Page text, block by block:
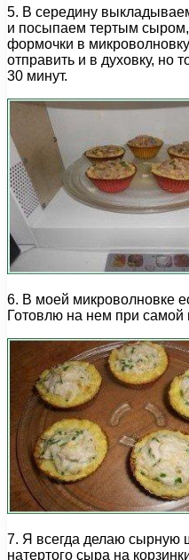
5. В середину
и посыпаем тертым
формочки в
отправить и в духовку, но
30 минут.
6. В моей микроволновке
Готовлю на нем при
7. Я всегда делаю сырную
натертого сыра на